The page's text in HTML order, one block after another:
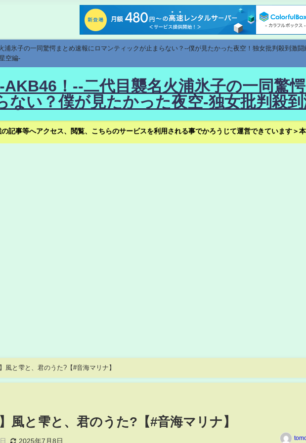
浦氷子の一同驚愕まとめ速報にロマンティックが止まらない？--僕が見たかった夜空！独女批判殺到激
空編-
！--二代目襲名火浦氷子の一同驚
ない？僕が見たかった夜空-独女批判殺
記事等へアクセス、閲覧、こちらのサービスを利用される事でかろうじて運営できています＞
風と雫と、君のうた?【#音海マリナ】
】風と雫と、君のうた?【#音海マリナ】
2025年7月8日